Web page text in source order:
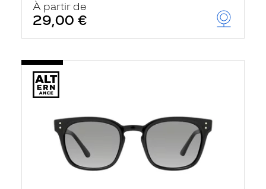
À partir de
29,00 €